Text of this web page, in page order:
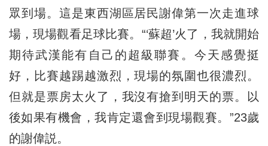
眾到場。這是東西湖區居民謝偉第一次走進球
場，現場觀看足球比賽。“‘蘇超’火了，我就開始
期待武漢能有自己的超級聯賽。今天感覺挺
好，比賽越踢越激烈，現場的氛圍也很濃烈。
但就是票房太火了，我沒有搶到明天的票。以
後如果有機會，我肯定還會到現場觀賽。”23歲
的謝偉説。